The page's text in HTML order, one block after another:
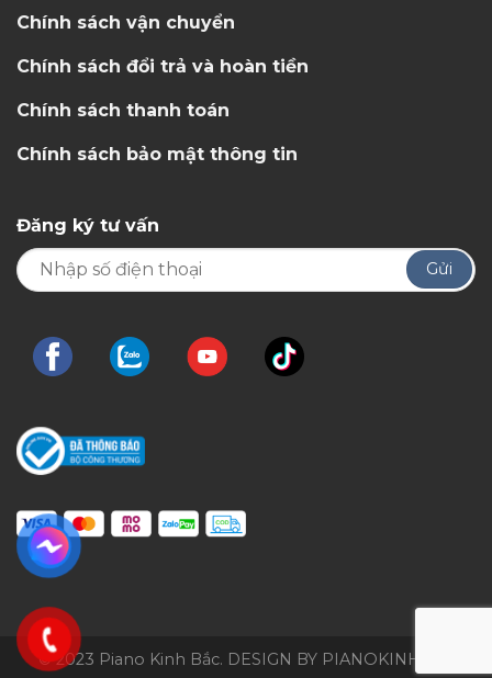
Chính sách vận chuyển
Chính sách đổi trả và hoàn tiền
Chính sách thanh toán
Chính sách bảo mật thông tin
Đăng ký tư vấn
© 2023 Piano Kinh Bắc. DESIGN BY PIANOKINHBAC